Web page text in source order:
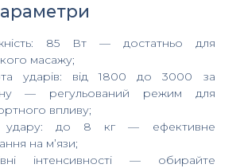
85 Вт — достатньо для
масажу;
ударів: від 1800 до 3000 за
— регульований режим для
впливу;
удару: до 8 кг — ефективне
на м’язи;
інтенсивності — обирайте